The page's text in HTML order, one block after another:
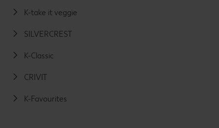
K-take it veggie
SILVERCREST
K-Classic
CRIVIT
K-Favourites